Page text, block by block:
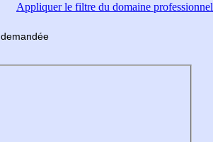
Appliquerle filtre du domaine professionnel
demandée